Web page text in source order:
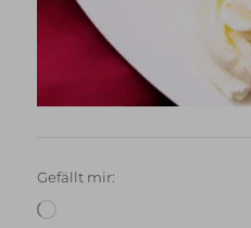
Gefällt mir: